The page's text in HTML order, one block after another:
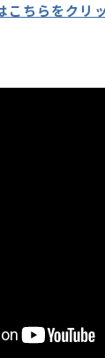
ちらをクリ